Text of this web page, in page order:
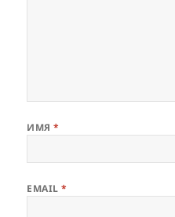
ИМЯ*
EMAIL*